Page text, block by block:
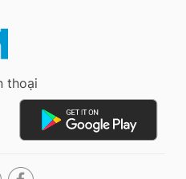
thoại